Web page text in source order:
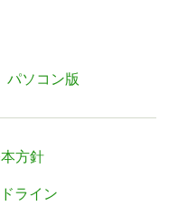
パソコン版
方針
ライン